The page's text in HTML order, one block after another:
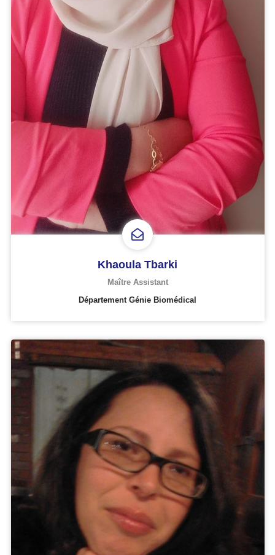
Khaoula Tbarki
Maître Assistant
Département Génie Biomédical